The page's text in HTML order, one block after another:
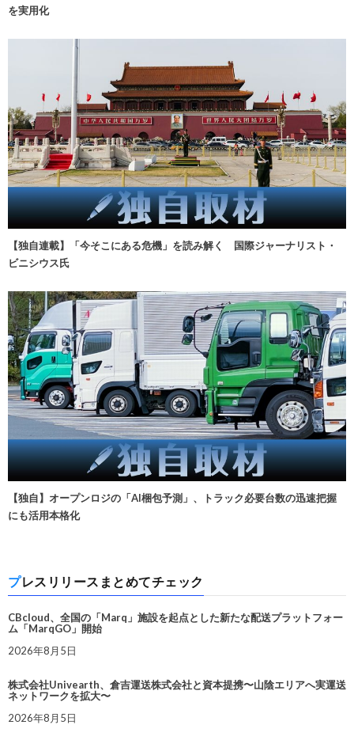
を実用化
【独自連載】「今そこにある危機」を読み解く 国際ジャーナリスト・
ビニシウス氏
【独自】オープンロジの「AI梱包予測」、トラック必要台数の迅速把握
にも活用本格化
プレスリリースまとめてチェック
CBcloud、全国の「Marq」施設を起点とした新たな配送プラットフォー
ム「MarqGO」開始
2026年8月5日
株式会社Univearth、倉吉運送株式会社と資本提携〜山陰エリアへ実運送
ネットワークを拡大〜
2026年8月5日